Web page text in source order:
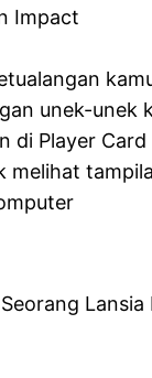
Impact
unek-unek
di Player Card
melihat